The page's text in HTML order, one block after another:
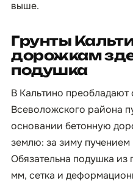
выше.
Грунты
дорожкам
подушка
В Кальтино преобладают
Всеволожского района
основании бетонную
землю: за зиму пучением
Обязательна подушка
мм, сетка и